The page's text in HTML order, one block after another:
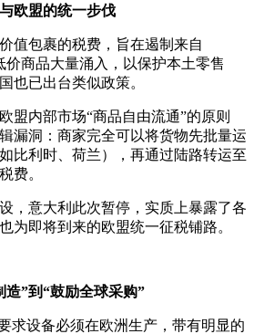
欧盟的统一步伐
值包裹的税费，旨在遏制来自
价商品大量涌入，以保护本土零售
也已出台类似政策。
盟内部市场“商品自由流通”的原则
漏洞：商家完全可以将货物先批量运
比利时、荷兰），再通过陆路转运至
费。
，意大利此次暂停，实质上暴露了各
为即将到来的欧盟统一征税铺路。
造”到“鼓励全球采购”
求设备必须在欧洲生产，带有明显的